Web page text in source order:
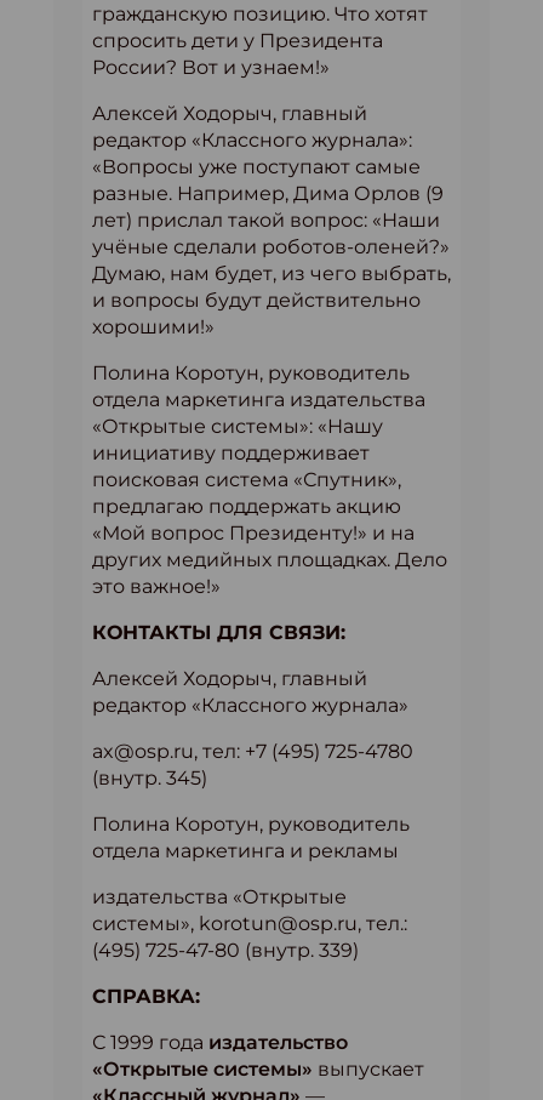
гражданскую позицию. Что хотят
спросить дети у Президента
России? Вот и узнаем!»
Алексей Ходорыч, главный
редактор «Классного журнала»:
«Вопросы уже поступают самые
разные. Например, Дима Орлов (9
лет) прислал такой вопрос: «Наши
учёные сделали роботов-оленей?»
Думаю, нам будет, из чего выбрать,
и вопросы будут действительно
хорошими!»
Полина Коротун, руководитель
отдела маркетинга издательства
«Открытые системы»: «Нашу
инициативу поддерживает
поисковая система «Спутник»,
предлагаю поддержать акцию
«Мой вопрос Президенту!» и на
других медийных площадках. Дело
это важное!»
КОНТАКТЫ ДЛЯ СВЯЗИ:
Алексей Ходорыч, главный
редактор «Классного журнала»
ax@osp.ru, тел: +7 (495) 725-4780
(внутр. 345)
Полина Коротун, руководитель
отдела маркетинга и рекламы
издательства «Открытые
системы», korotun@osp.ru, тел.:
(495) 725-47-80 (внутр. 339)
СПРАВКА:
С 1999 года издательство
«Открытые системы» выпускает
«Классный журнал» —